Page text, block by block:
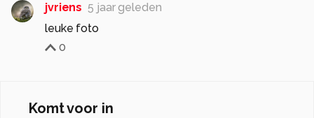
jvriens 5 jaar geleden
leuke foto
0
Komt voor in